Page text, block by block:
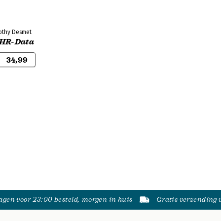
Desmet
Data
34,99
voor 23:00 besteld, morgen in huis Gratis verzending